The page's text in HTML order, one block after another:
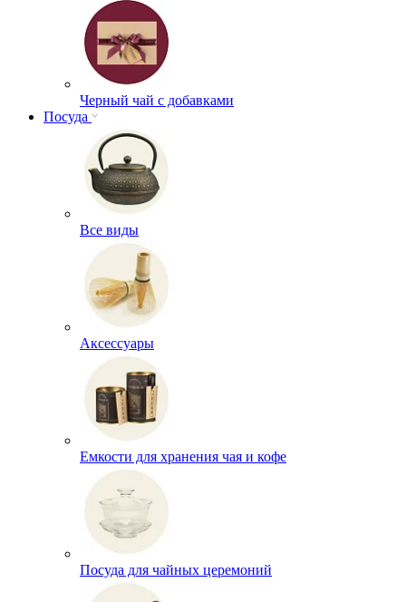
Черный чай с добавками
Посуда
Все виды
Аксессуары
Емкости для хранения чая и кофе
Посуда для чайных церемоний